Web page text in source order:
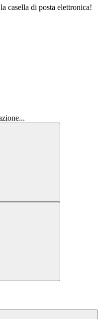
casella di posta elettronica!